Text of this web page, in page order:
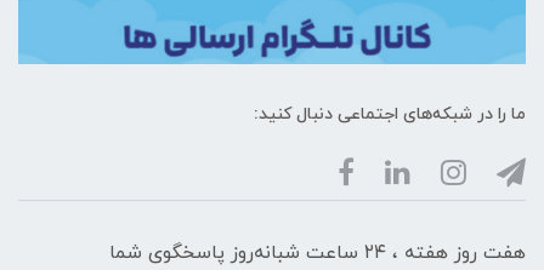
ما را در شبکه‌های اجتماعی دنبال کنید:
هفت روز هفته ، ۲۴ ساعت شبانه‌روز پاسخگوی شما